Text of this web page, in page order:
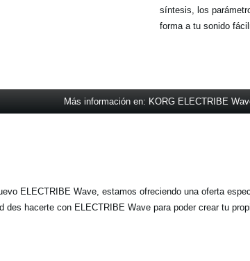
síntesis, los
forma a tu sonido
Más información en: KORG ELECTRIBE
ELECTRIBE Wave, estamos ofreciendo una oferta
des hacerte con ELECTRIBE Wave para poder crear tu